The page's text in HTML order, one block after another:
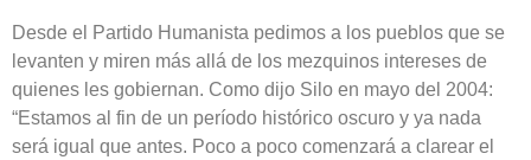
Desde el Partido Humanista pedimos a los pueblos que se
levanten y miren más allá de los mezquinos intereses de
quienes les gobiernan. Como dijo Silo en mayo del 2004:
“Estamos al fin de un período histórico oscuro y ya nada
será igual que antes. Poco a poco comenzará a clarear el